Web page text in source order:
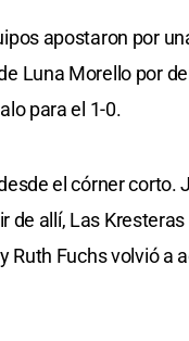
apostaron por
Luna Morello por
para el 1-0.
el córner
de allí, Las
Ruth Fuchs volvió a